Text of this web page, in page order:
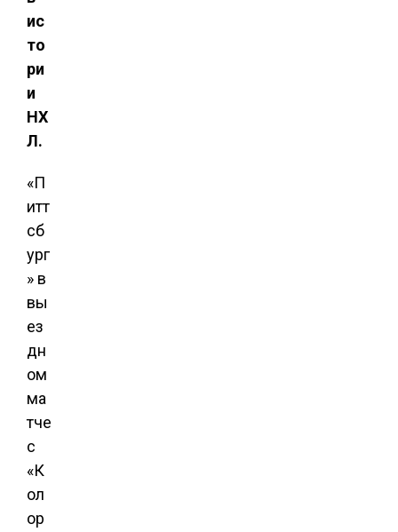
ис
то
ри
и
НХ
Л.
«П
итт
сб
ург
» в
вы
ез
дн
ом
ма
тче
с
«К
ол
ор